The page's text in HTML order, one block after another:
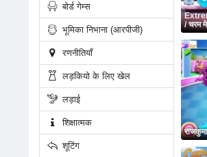
बोर्ड गेम्स
भूमिका निभाना (आरपीजी)
रणनीतियाँ
लड़कियो के लिए खेल
लड़ाई
शिक्षात्मक
शूटिंग
/ चरम